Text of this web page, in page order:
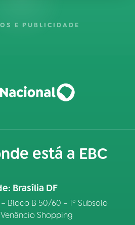
E PUBLICIDADE
está a EBC
Brasília DF
Bloco B 50/60 – 1º Subsolo
Shopping